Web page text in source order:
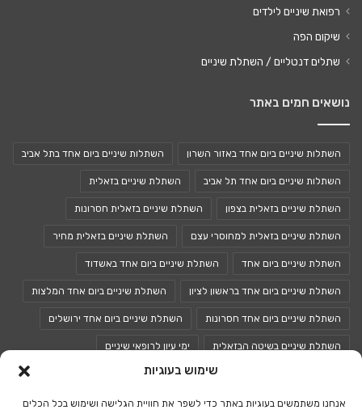
שימוש בעוגיות
אנחנו משתמשים בעוגיות באתר כדי לשפר את חוויית הגלישה ושימוש בכל הכלים
רפואת שיניים לילדים
שיקום הפה
שתלים דנטליים / השתלת שיניים
נושאים חמים באתר
השתלות שיניים ביום אחד באזור השרון השתלות שיניים ביום אחד בתל אביב
השתלות שיניים ביום אחד תל אביב השתלת שיניים בזאלית
השתלת שיניים בזאלית בצפון השתלת שיניים בזאלית חסרונות
השתלת שיניים בזאלית למחוסרי עצם השתלת שיניים בזאלית מחיר
השתלת שיניים ביום אחד השתלת שיניים ביום אחד באשדוד
השתלת שיניים ביום אחד בראשון לציון השתלת שיניים ביום אחד המלצות
השתלת שיניים ביום אחד חסרונות השתלת שיניים ביום אחד ירושלים
השתלת שיניים בשיטה הבזאלית ימי עיון לרופאי שיניים
כנס רופאי שיניים